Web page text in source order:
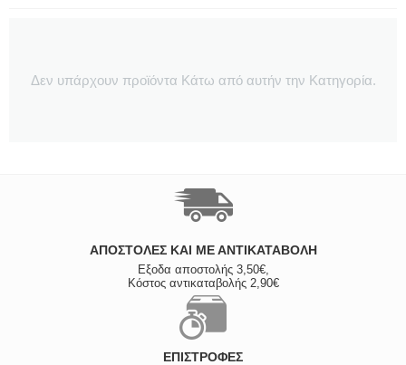
Δεν υπάρχουν προϊόντα Κάτω από αυτήν την Κατηγορία.
ΑΠΟΣΤΟΛΈΣ ΚΑΙ ΜΕ ΑΝΤΙΚΑΤΑΒΟΛΗ
Εξοδα αποστολής 3,50€,
Κόστος αντικαταβολής 2,90€
ΕΠΙΣΤΡΟΦΈΣ